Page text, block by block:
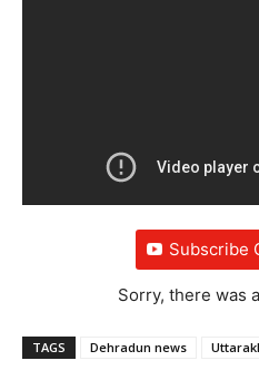
Subscribe
Sorry, there was
TAGS Dehradun news